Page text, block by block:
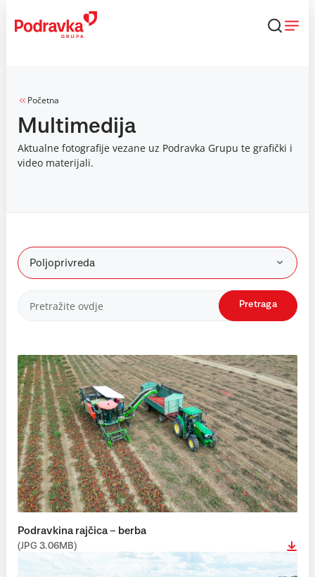
content
Početna
Multimedija
Aktualne fotografije vezane uz Podravka Grupu te grafički i
video materijali.
Poljoprivreda
Pretraga
Podravkina rajčica – berba
(JPG 3.06MB)